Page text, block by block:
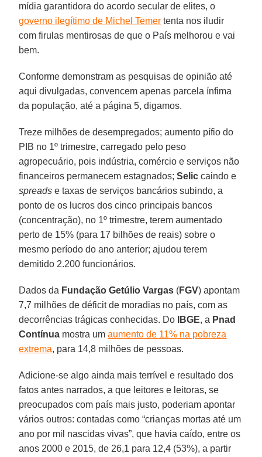
mídia garantidora do acordo secular de elites, o
governo ilegítimo de Michel Temer tenta nos iludir
com firulas mentirosas de que o País melhorou e vai
bem.
Conforme demonstram as pesquisas de opinião até
aqui divulgadas, convencem apenas parcela ínfima
da população, até a página 5, digamos.
Treze milhões de desempregados; aumento pífio do
PIB no 1º trimestre, carregado pelo peso
agropecuário, pois indústria, comércio e serviços não
financeiros permanecem estagnados;Selic caindo e
spreads e taxas de serviços bancários subindo, a
ponto de os lucros dos cinco principais bancos
(concentração), no 1º trimestre, terem aumentado
perto de 15% (para 17 bilhões de reais) sobre o
mesmo período do ano anterior; ajudou terem
demitido 2.200 funcionários.
Dados da Fundação Getúlio Vargas (FGV) apontam
7,7 milhões de déficit de moradias no país, com as
decorrências trágicas conhecidas. Do
IBGE, a Pnad
Contínua mostra umaumento de 11% na pobreza
extrema, para 14,8 milhões de pessoas.
Adicione-se algo ainda mais terrível e resultado dos
fatos antes narrados, a que leitores e leitoras, se
preocupados com país mais justo, poderiam apontar
vários outros: contadas como “crianças mortas até um
ano por mil nascidas vivas”, que havia caído, entre os
anos 2000 e 2015, de 26,1 para 12,4 (53%), a partir